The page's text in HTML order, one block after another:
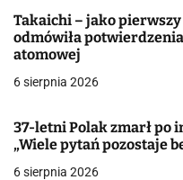
a
c
j
a
w
Takaichi – jako
odmówiła
atomowej
6 sierpnia 2026
37-letni Polak zmarł
„Wiele pytań pozostaje
6 sierpnia 2026